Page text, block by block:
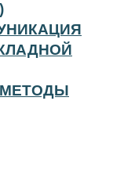
МЕТОДЫ